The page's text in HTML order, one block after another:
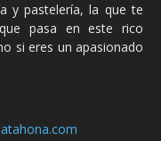
y pastelería, la que te
pasa en este rico
si eres un apasionado